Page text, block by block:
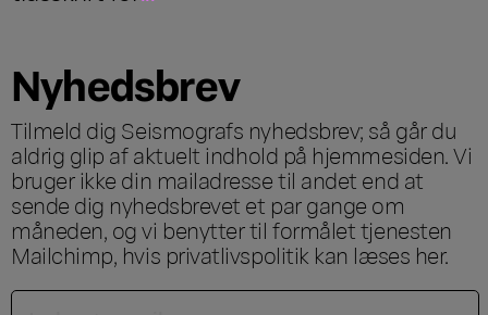
Nyhedsbrev
Tilmeld dig Seismografs nyhedsbrev; så går du
aldrig glip af aktuelt indhold på hjemmesiden. Vi
bruger ikke din mailadresse til andet end at
sende dig nyhedsbrevet et par gange om
måneden, og vi benytter til formålet tjenesten
Mailchimp, hvis privatlivspolitik kan læses her.